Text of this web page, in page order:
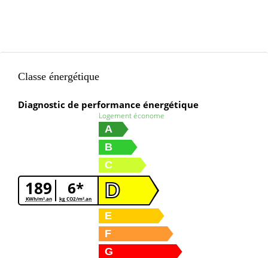
Classe énergétique
Diagnostic de performance énergétique
189
KWh/m².an
6*
kg CO2/m².an
Logement économe
A
B
C
D
E
F
G